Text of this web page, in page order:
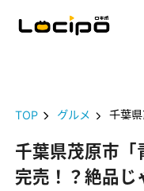
TOP グルメ 千葉県茂原市「
千葉県茂原市「
完売！？絶品じ